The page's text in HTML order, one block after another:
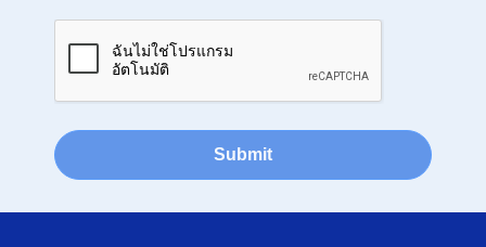
Submit